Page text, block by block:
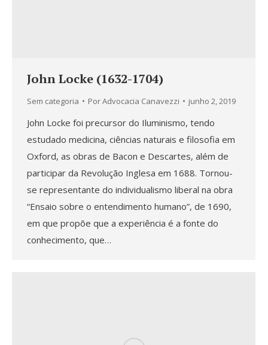
John Locke (1632-1704)
Sem categoria PorAdvocacia Canavezzi junho 2, 2019
John Locke foi precursor do Iluminismo, tendo
estudado medicina, ciências naturais e filosofia em
Oxford, as obras de Bacon e Descartes, além de
participar da Revolução Inglesa em 1688. Tornou-
se representante do individualismo liberal na obra
“Ensaio sobre o entendimento humano”, de 1690,
em que propõe que a experiência é a fonte do
conhecimento, que…